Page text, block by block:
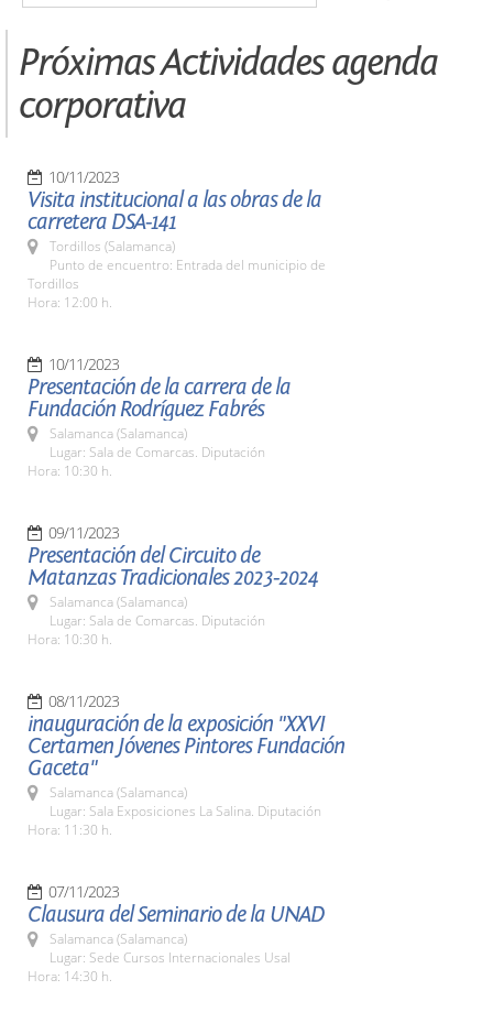
Próximas Actividades agenda
corporativa
10/11/2023
Visita institucional a las obras de la
carretera DSA-141
Tordillos (Salamanca)
Punto de encuentro: Entrada del municipio de
Tordillos
Hora: 12:00 h.
10/11/2023
Presentación de la carrera de la
Fundación Rodríguez Fabrés
Salamanca (Salamanca)
Lugar: Sala de Comarcas. Diputación
Hora: 10:30 h.
09/11/2023
Presentación del Circuito de
Matanzas Tradicionales 2023-2024
Salamanca (Salamanca)
Lugar: Sala de Comarcas. Diputación
Hora: 10:30 h.
08/11/2023
inauguración de la exposición "XXVI
Certamen Jóvenes Pintores Fundación
Gaceta"
Salamanca (Salamanca)
Lugar: Sala Exposiciones La Salina. Diputación
Hora: 11:30 h.
07/11/2023
Clausura del Seminario de la UNAD
Salamanca (Salamanca)
Lugar: Sede Cursos Internacionales Usal
Hora: 14:30 h.